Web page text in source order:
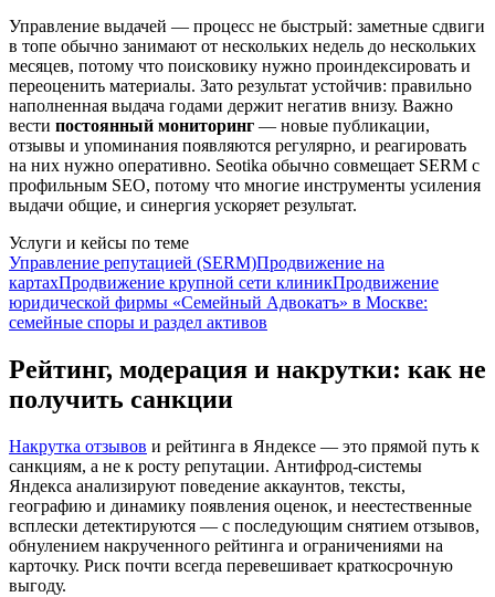
Управление выдачей — процесс не быстрый: заметные сдвиги
в топе обычно занимают от нескольких недель до нескольких
месяцев, потому что поисковику нужно проиндексировать и
переоценить материалы. Зато результат устойчив: правильно
наполненная выдача годами держит негатив внизу. Важно
вести постоянный мониторинг — новые публикации,
отзывы и упоминания появляются регулярно, и реагировать
на них нужно оперативно. Seotika обычно совмещает SERM с
профильным SEO, потому что многие инструменты усиления
выдачи общие, и синергия ускоряет результат.
Услуги и кейсы по теме
Управление репутацией (SERM)Продвижение на
картахПродвижение крупной сети клиникПродвижение
юридической фирмы «Семейный Адвокатъ» в Москве:
семейные споры и раздел активов
Рейтинг, модерация и накрутки: как не
получить санкции
Накрутка отзывов и рейтинга в Яндексе — это прямой путь к
санкциям, а не к росту репутации. Антифрод-системы
Яндекса анализируют поведение аккаунтов, тексты,
географию и динамику появления оценок, и неестественные
всплески детектируются — с последующим снятием отзывов,
обнулением накрученного рейтинга и ограничениями на
карточку. Риск почти всегда перевешивает краткосрочную
выгоду.